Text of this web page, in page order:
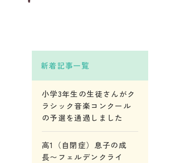
新着記事一覧
小学3年生の生徒さんがク
ラシック音楽コンクール
の予選を通過しました
高1（自閉症）息子の成
長〜フェルデンクライ